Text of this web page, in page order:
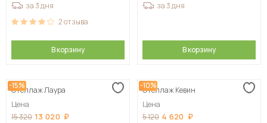
за 3 дня
2отзыва
В корзину
за 3 дня
В корзину
-15%
Стеллаж Лаура
Цена
15 320 13 020
-10%
Стеллаж Кевин
Цена
5 120 4 620